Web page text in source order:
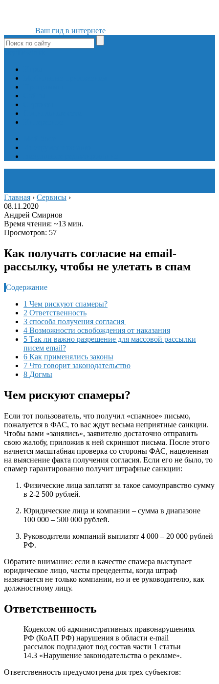
Ваш гид в интернете
Главная › Сервисы ›
08.11.2020
Андрей Смирнов
Время чтения: ~13 мин.
Просмотров: 57
Как получать согласие на email-
рассылку, чтобы не улетать в спам
Содержание
1 Чем рискуют спамеры?
2 Ответственность
3 способа получения согласия
4 Возможности освобождения от наказания
5 Так ли важно разрешение для массовой рассылки
писем email?
6 Как применялись законы
7 Что говорит законодательство
8 Догмы
Чем рискуют спамеры?
Если тот пользователь, что получил «спамное» письмо,
пожалуется в ФАС, то вас ждут весьма неприятные санкции.
Чтобы вами «занялись», заявителю достаточно отправить
свою жалобу, приложив к ней скриншот письма. После этого
начнется масштабная проверка со стороны ФАС, нацеленная
на выяснение факта получения согласия. Если его не было, то
спамер гарантированно получит штрафные санкции:
Физические лица заплатят за такое самоуправство сумму
в 2-2 500 рублей.
Юридические лица и компании – сумма в диапазоне
100 000 – 500 000 рублей.
Руководители компаний выплатят 4 000 – 20 000 рублей
РФ.
Обратите внимание: если в качестве спамера выступает
юридическое лицо, часты прецеденты, когда штраф
назначается не только компании, но и ее руководителю, как
должностному лицу.
Ответственность
Кодексом об административных правонарушениях
РФ (КоАП РФ) нарушения в области e-mail
рассылок подпадают под состав части 1 статьи
14.3 «Нарушение законодательства о рекламе».
Ответственность предусмотрена для трех субъектов: